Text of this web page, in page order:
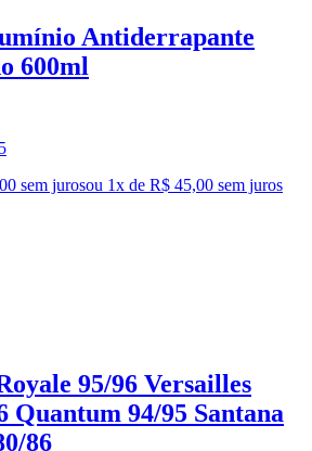
Antiderrapante
600ml
sem jurosou 1x de R$ 45,00 sem juros
95/96 Versailles
Quantum 94/95 Santana
86